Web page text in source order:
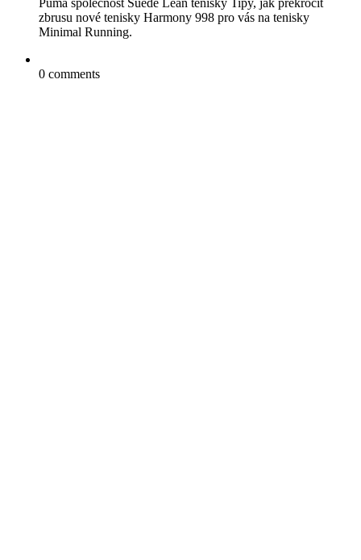
zbrusu nové tenisky Harmony 998 pro vás na tenisky
Minimal Running.
0 comments